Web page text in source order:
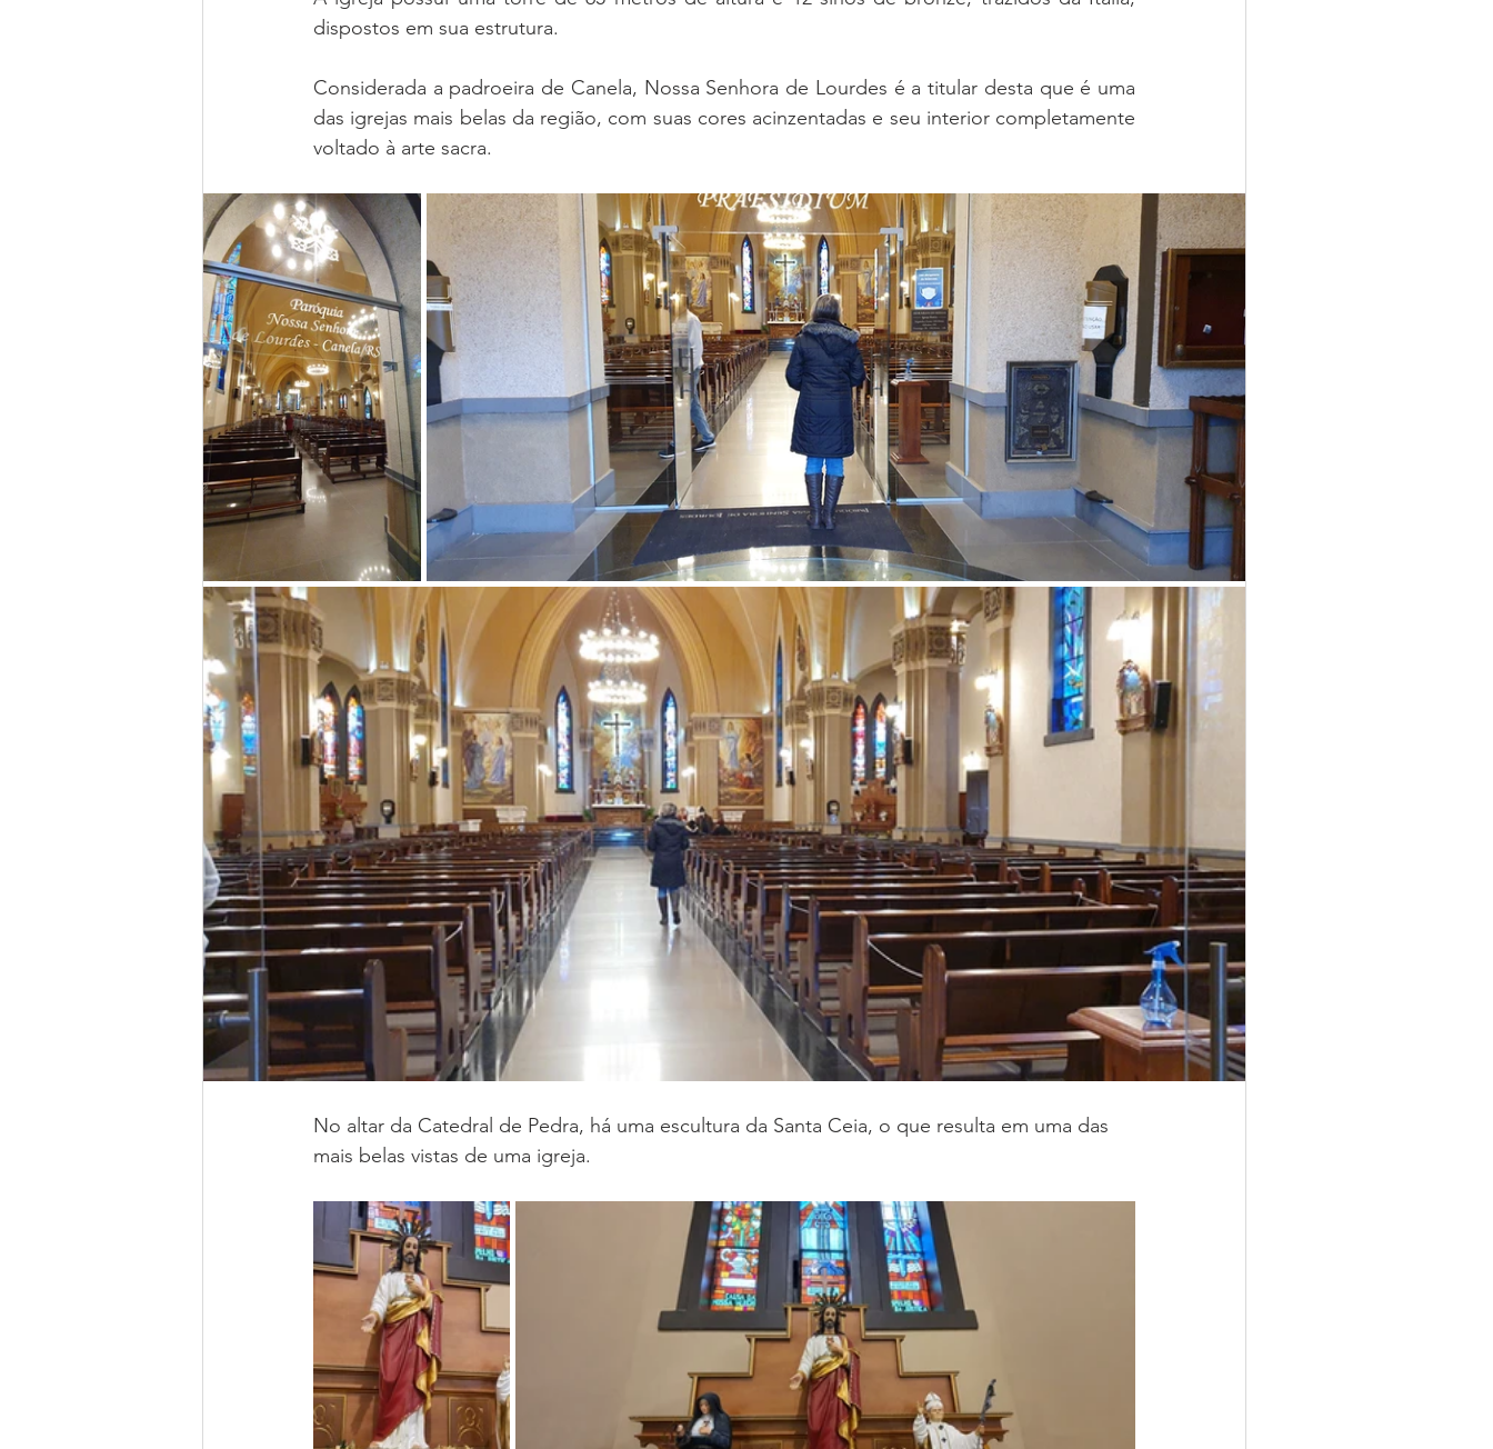
dispostos em sua estrutura.
Considerada a padroeira de Canela, Nossa Senhora de Lourdes é a titular desta que é uma
das igrejas mais belas da região, com suas cores acinzentadas e seu interior completamente
voltado à arte sacra.
No altar da Catedral de Pedra, há uma escultura da Santa Ceia, o que resulta em uma das
mais belas vistas de uma igreja.